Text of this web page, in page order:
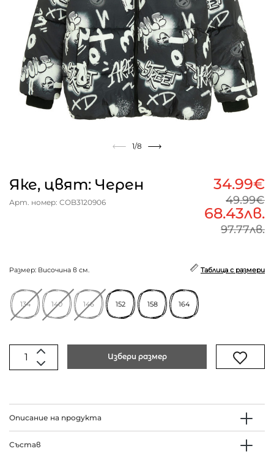
1/8
Яке, цвят: Черен
Арт. номер: COB3120906
34.99€
49.99€
68.43лв.
97.77лв.
Размер: Височина в см. Таблица с размери
134 140 146 152 158 164
Избери размер
Описание на продукта
Състав